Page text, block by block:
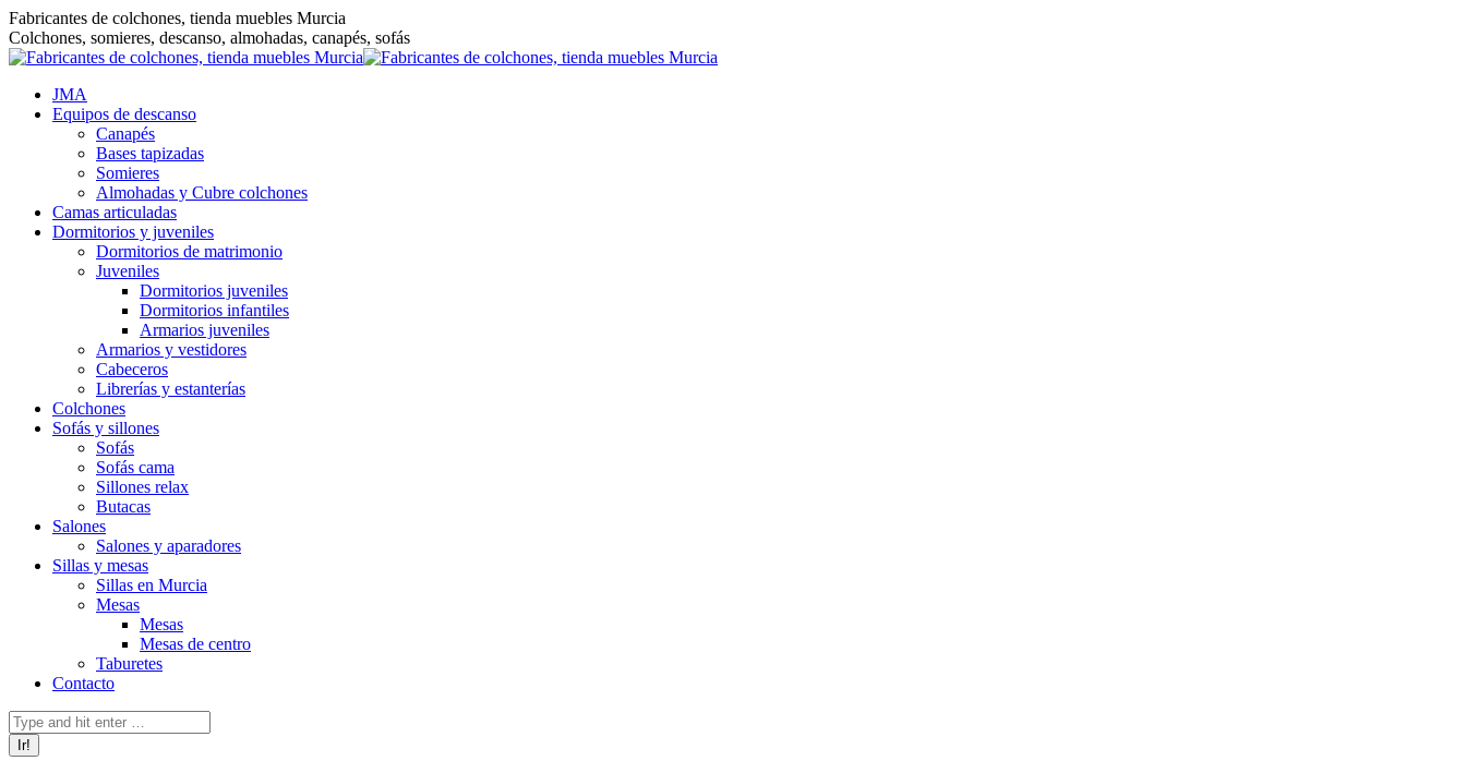
Saltar
al
contenido
Fabricantes de colchones, tienda muebles Murcia
Colchones, somieres, descanso, almohadas, canapés, sofás
JMA
Equipos de descanso
Canapés
Bases tapizadas
Somieres
Almohadas y Cubre colchones
Camas articuladas
Dormitorios y juveniles
Dormitorios de matrimonio
Juveniles
Dormitorios juveniles
Dormitorios infantiles
Armarios juveniles
Armarios y vestidores
Cabeceros
Librerías y estanterías
Colchones
Sofás y sillones
Sofás
Sofás cama
Sillones relax
Butacas
Salones
Salones y aparadores
Sillas y mesas
Sillas en Murcia
Mesas
Mesas
Mesas de centro
Taburetes
Contacto
Buscar: